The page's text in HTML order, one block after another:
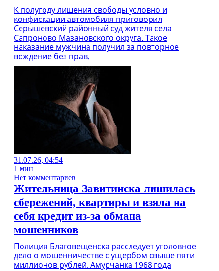
К полугоду лишения свободы условно и
конфискации автомобиля приговорил
Серышевский районный суд жителя села
Сапроново Мазановского округа. Такое
наказание мужчина получил за повторное
вождение без прав.
31.07.26, 04:54
1 мин
Нет комментариев
Жительница Завитинска лишилась
сбережений, квартиры и взяла на
себя кредит из-за обмана
мошенников
Полиция Благовещенска расследует уголовное
дело о мошенничестве с ущербом свыше пяти
миллионов рублей. Амурчанка 1968 года